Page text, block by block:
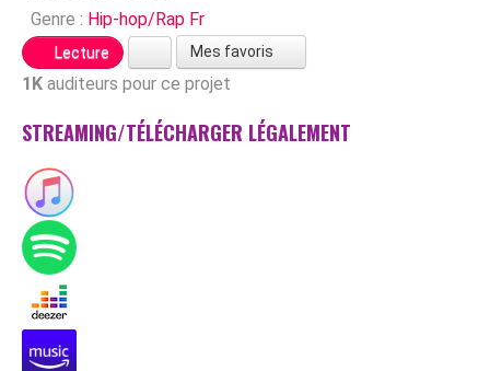
Genre : Hip-hop/Rap Fr
Lecture Mes favoris
1K auditeurs pour ce projet
STREAMING/TÉLÉCHARGER LÉGALEMENT